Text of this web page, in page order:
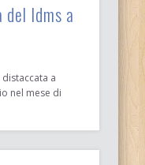
Idms a
a
nel mese di